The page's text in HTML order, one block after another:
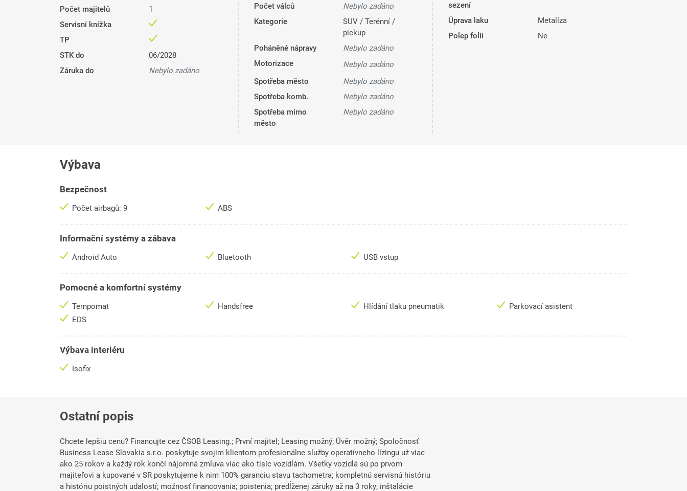
Počet majitelů
1
Servisní knížka
TP
STK do
06/2028
Záruka do
Nebylo zadáno
Počet válců
Nebylo zadáno
Kategorie
SUV / Terénní /
pickup
Poháněné nápravy
Nebylo zadáno
Motorizace
Nebylo zadáno
Spotřeba město
Nebylo zadáno
Spotřeba komb.
Nebylo zadáno
Spotřeba mimo
město
Nebylo zadáno
sezení
Úprava laku
Metalíza
Polep folií
Ne
Výbava
Bezpečnost
Počet airbagů: 9 ABS
Informační systémy a zábava
Android Auto Bluetooth USB vstup
Pomocné a komfortní systémy
Tempomat Handsfree Hlídání tlaku pneumatik
Parkovací asistent
EDS
Výbava interiéru
Isofix
Ostatní popis
Chcete lepšiu cenu? Financujte cez ČSOB Leasing.; První majitel; Leasing možný; Úvěr možný; Spoločnosť
Business Lease Slovakia s.r.o. poskytuje svojim klientom profesionálne služby operatívneho lízingu už viac
ako 25 rokov a každý rok končí nájomná zmluva viac ako tisíc vozidlám. Všetky vozidlá sú po prvom
majiteľovi a kupované v SR poskytujeme k nim 100% garanciu stavu tachometra; kompletnú servisnú históriu
a históriu poistných udalostí; možnosť financovania; poistenia; predĺženej záruky až na 3 roky; inštalácie